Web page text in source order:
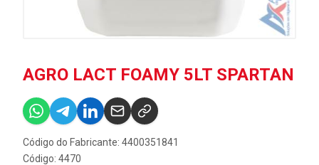
AGRO LACT FOAMY 5LT SPARTAN
Código do Fabricante: 4400351841
Código: 4470